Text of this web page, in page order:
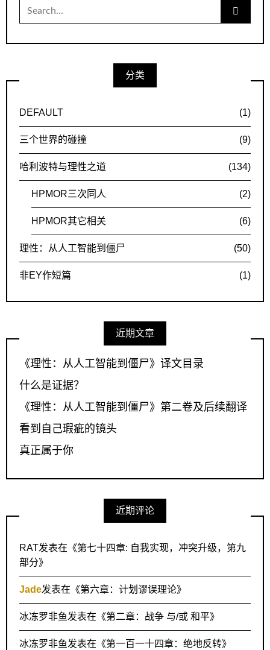
Search
for:
分类
DEFAULT (1)
三个世界的碰撞 (9)
哈利波特与理性之道 (134)
HPMOR三次同人 (2)
HPMOR其它相关 (6)
理性：从人工智能到僵尸 (50)
非EY作短篇 (1)
近期文章
《理性：从人工智能到僵尸》译文目录
什么是证据？
《理性：从人工智能到僵尸》第二卷及后续翻译
看到自己瑕疵的镜头
真正属于你
近期评论
RAT发表在《第七十四章: 自我实现，冲突升级，第九
部分》
Jade发表在《第六章：计划谬误理论》
冰冻罗非鱼发表在《第二章：战争 与/或 和平》
冰冻罗非鱼发表在《第一百一十四章：绝地反转》